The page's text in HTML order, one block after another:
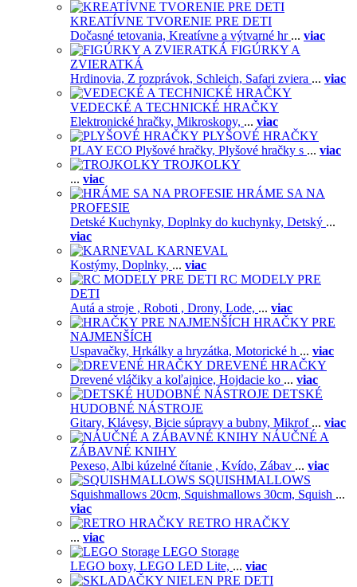
KREATÍVNE TVORENIE PRE DETI
Dočasné tetovania, Kreatívne a výtvarné hr ... viac
FIGÚRKY A
ZVIERATKÁ
Hrdinovia, Z rozprávok, Schleich, Safari zviera ... viac
VEDECKÉ A TECHNICKÉ HRAČKY
Elektronické hračky, Mikroskopy, ... viac
PLYŠOVÉ HRAČKY
PLAY ECO Plyšové hračky, Plyšové hračky s ... viac
TROJKOLKY
... viac
HRÁME SA NA
PROFESIE
Detské Kuchynky, Doplnky do kuchynky, Detský ...
viac
KARNEVAL
Kostýmy, Doplnky, ... viac
RC MODELY PRE
DETI
Autá a stroje , Roboti , Drony, Lode, ... viac
HRAČKY PRE
NAJMENŠÍCH
Uspavačky, Hrkálky a hryzátka, Motorické h ... viac
DREVENÉ HRAČKY
Drevené vláčiky a koľajnice, Hojdacie ko ... viac
DETSKÉ
HUDOBNÉ NÁSTROJE
Gitary, Klávesy, Bicie súpravy a bubny, Mikrof ... viac
NÁUČNÉ A
ZÁBAVNÉ KNIHY
Pexeso, Albi kúzelné čítanie , Kvído, Zábav ... viac
SQUISHMALLOWS
Squishmallows 20cm, Squishmallows 30cm, Squish ...
viac
RETRO HRAČKY
... viac
LEGO Storage
LEGO boxy, LEGO LED Lite, ... viac